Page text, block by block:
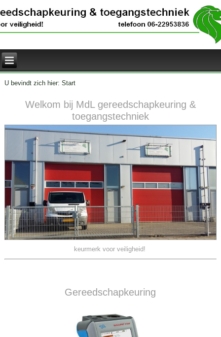
U bevindt zich hier:Start
Welkom bij MdL gereedschapkeuring &
toegangstechniek
keurmerk voor veiligheid!
Gereedschapkeuring